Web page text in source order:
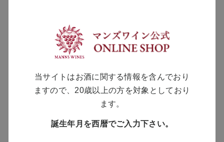
く、粘性もしっかりと感じられます。ブラックベ
リーやブルーベリーなど黒系果実の香りに加え、
カシスリキュールやロースト香のニュアンスも。
アタックは熟した果実とドライフルーツの要素か
ら豊かな酸味と、きめ細やかな渋みがアフターま
で長く続きます。大ぶりのグラスで香りの変化を
楽しんでいただきたいワインです。
当サイトはお酒に関する情報を含んでおり
ますので、20歳以上の方を対象としており
ます。
誕生年月を西暦でご入力下さい。